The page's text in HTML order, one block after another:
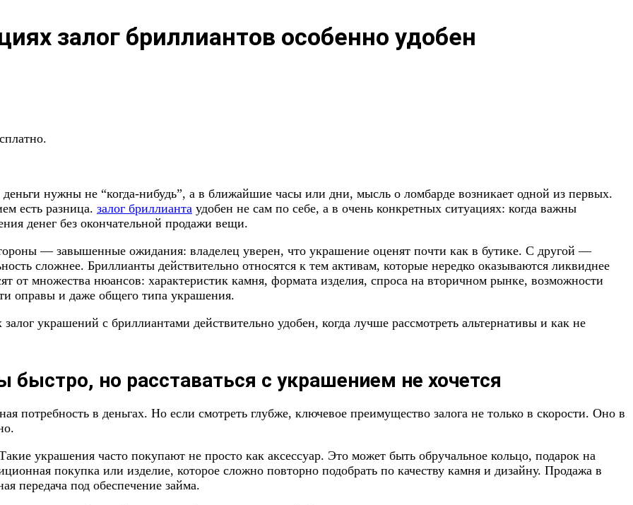
залог бриллиантов особенно удобен
нужны не “когда-нибудь”, а в ближайшие часы или дни, мысль о ломбарде возникает одной из первых.
есть разница. залог бриллианта удобен не сам по себе, а в очень конкретных ситуациях: когда важны
денег без окончательной продажи вещи.
— завышенные ожидания: владелец уверен, что украшение оценят почти как в бутике. С другой —
сложнее. Бриллианты действительно относятся к тем активам, которые нередко оказываются ликвиднее
от множества нюансов: характеристик камня, формата изделия, спроса на вторичном рынке, возможности
оправы и даже общего типа украшения.
украшений с бриллиантами действительно удобен, когда лучше рассмотреть альтернативы и как не
быстро, но расставаться с украшением не хочется
потребность в деньгах. Но если смотреть глубже, ключевое преимущество залога не только в скорости. Оно в
украшения часто покупают не просто как аксессуар. Это может быть обручальное кольцо, подарок на
покупка или изделие, которое сложно повторно подобрать по качеству камня и дизайну. Продажа в
передача под обеспечение займа.